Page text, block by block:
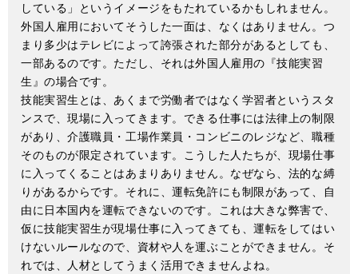
している」というイメージをもたれているかもしれません。
外国人雇用においてそうした一面は、なくはありません。つ
まり多少はテレビによって誇張された部分があるとしても、
一部あるのです。ただし、それは外国人雇用の『技能実習
生』の場合です。
技能実習生とは、あくまで労働者ではなく学習者というスタ
ンスで、現場に入ってきます。できる仕事には法律上の制限
があり、介護職員・工場作業員・コンビニのレジなど、職種
そのものが限定されています。こうした人たちが、現場仕事
に入ってくることはあまりありません。なぜなら、法的な縛
りがあるからです。それに、運転免許にも制限があって、自
由に日本国内を運転できないのです。これは大きな弊害で、
仮に技能実習生が現場仕事に入ってきても、運転をしてはい
けないルールなので、資材や人を運ぶことができません。そ
れでは、人材としてうまく活用できませんよね。